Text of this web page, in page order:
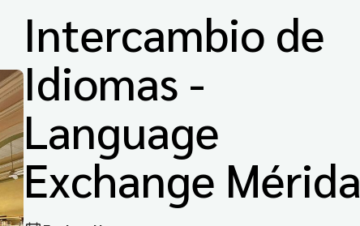
Intercambio de
Idiomas -
Language
Exchange Mérida